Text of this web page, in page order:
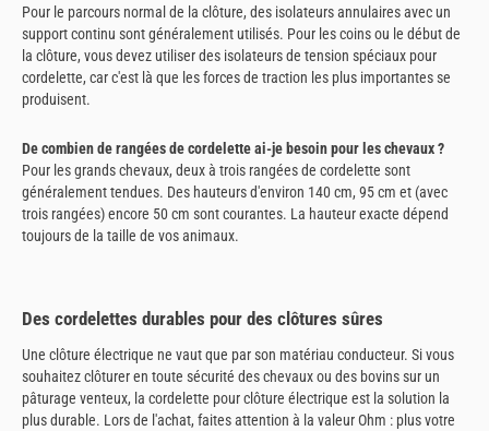
Pour le parcours normal de la clôture, des isolateurs annulaires avec un
support continu sont généralement utilisés. Pour les coins ou le début de
la clôture, vous devez utiliser des isolateurs de tension spéciaux pour
cordelette, car c'est là que les forces de traction les plus importantes se
produisent.
De combien de rangées de cordelette ai-je besoin pour les chevaux ?
Pour les grands chevaux, deux à trois rangées de cordelette sont
généralement tendues. Des hauteurs d'environ 140 cm, 95 cm et (avec
trois rangées) encore 50 cm sont courantes. La hauteur exacte dépend
toujours de la taille de vos animaux.
Des cordelettes durables pour des clôtures sûres
Une clôture électrique ne vaut que par son matériau conducteur. Si vous
souhaitez clôturer en toute sécurité des chevaux ou des bovins sur un
pâturage venteux, la cordelette pour clôture électrique est la solution la
plus durable. Lors de l'achat, faites attention à la valeur Ohm : plus votre